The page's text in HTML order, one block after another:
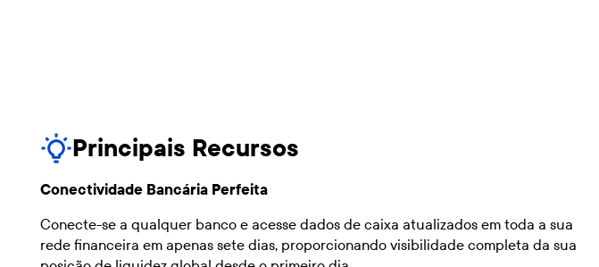
Principais Recursos
Conectividade Bancária Perfeita
Conecte-se a qualquer banco e acesse dados de caixa atualizados em toda a sua
rede financeira em apenas sete dias, proporcionando visibilidade completa da sua